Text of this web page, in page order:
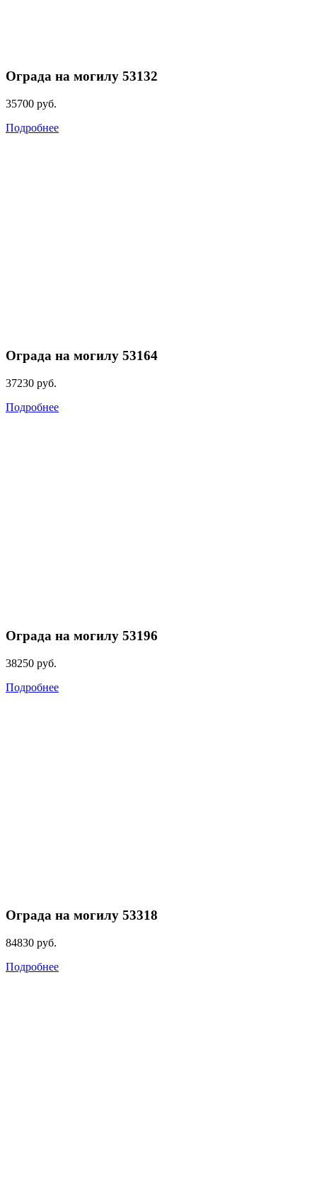
Ограда на могилу 53132
35700 руб.
Подробнее
Ограда на могилу 53164
37230 руб.
Подробнее
Ограда на могилу 53196
38250 руб.
Подробнее
Ограда на могилу 53318
84830 руб.
Подробнее